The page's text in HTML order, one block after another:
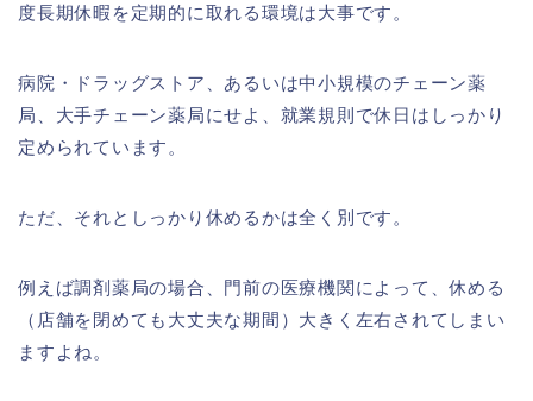
度長期休暇を定期的に取れる環境は大事です。
病院・ドラッグストア、あるいは中小規模のチェーン薬
局、大手チェーン薬局にせよ、就業規則で休日はしっかり
定められています。
ただ、それとしっかり休めるかは全く別です。
例えば調剤薬局の場合、門前の医療機関によって、休める
（店舗を閉めても大丈夫な期間）大きく左右されてしまい
ますよね。